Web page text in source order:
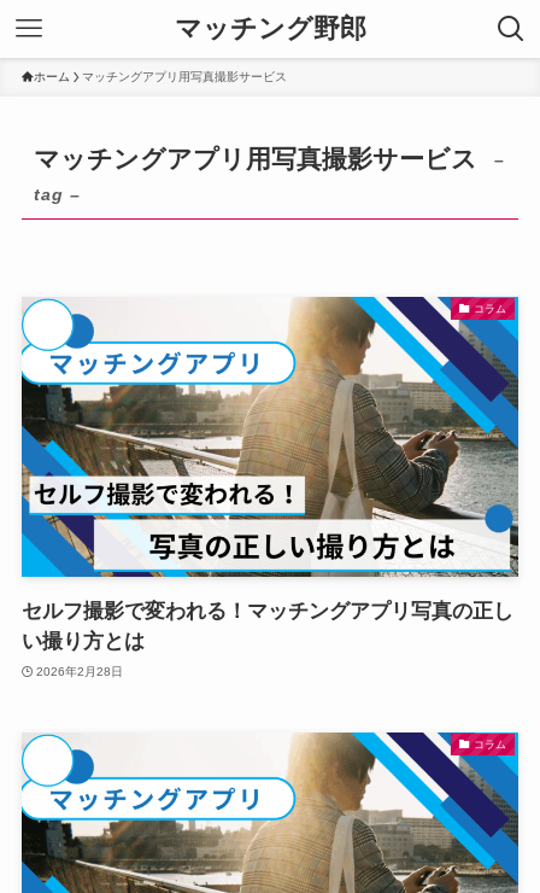
マッチング野郎
ホーム マッチングアプリ用写真撮影サービス
マッチングアプリ用写真撮影サービス
–
tag –
コラム
セルフ撮影で変われる！マッチングアプリ写真の正し
い撮り方とは
2026年2月28日
コラム